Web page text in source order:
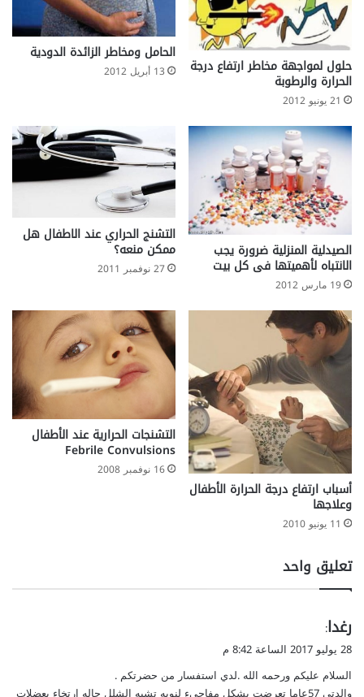
ت
ن
ت
ج
ل
أ
و
حلول لمواجهة مخاطر ارتفاع درجة
الحرارة والرطوبة
21 يونيو 2012
الحامل ومخاطر الزائدة الدودية
13 أبريل 2012
الصيدلية المنزلية ضرورة يجب
الانتباه لأهميتها فى كل بيت
19 مارس 2012
التشنج الحراري عند الاطفال هل
ممكن منعه؟
27 نوفمبر 2011
أسباب ارتفاع درجة الحرارة الأطفال
وعلاجها
11 يونيو 2010
التشنجات الحرارية عند الأطفال
Febrile Convulsions
16 نوفمبر 2008
تعليق واحد
ي
ق
ل
رغدا:
28 يوليو 2017 الساعة 8:42 م
السلام عليكم ورحمه الله .لدي استفسار من حضرتكم .